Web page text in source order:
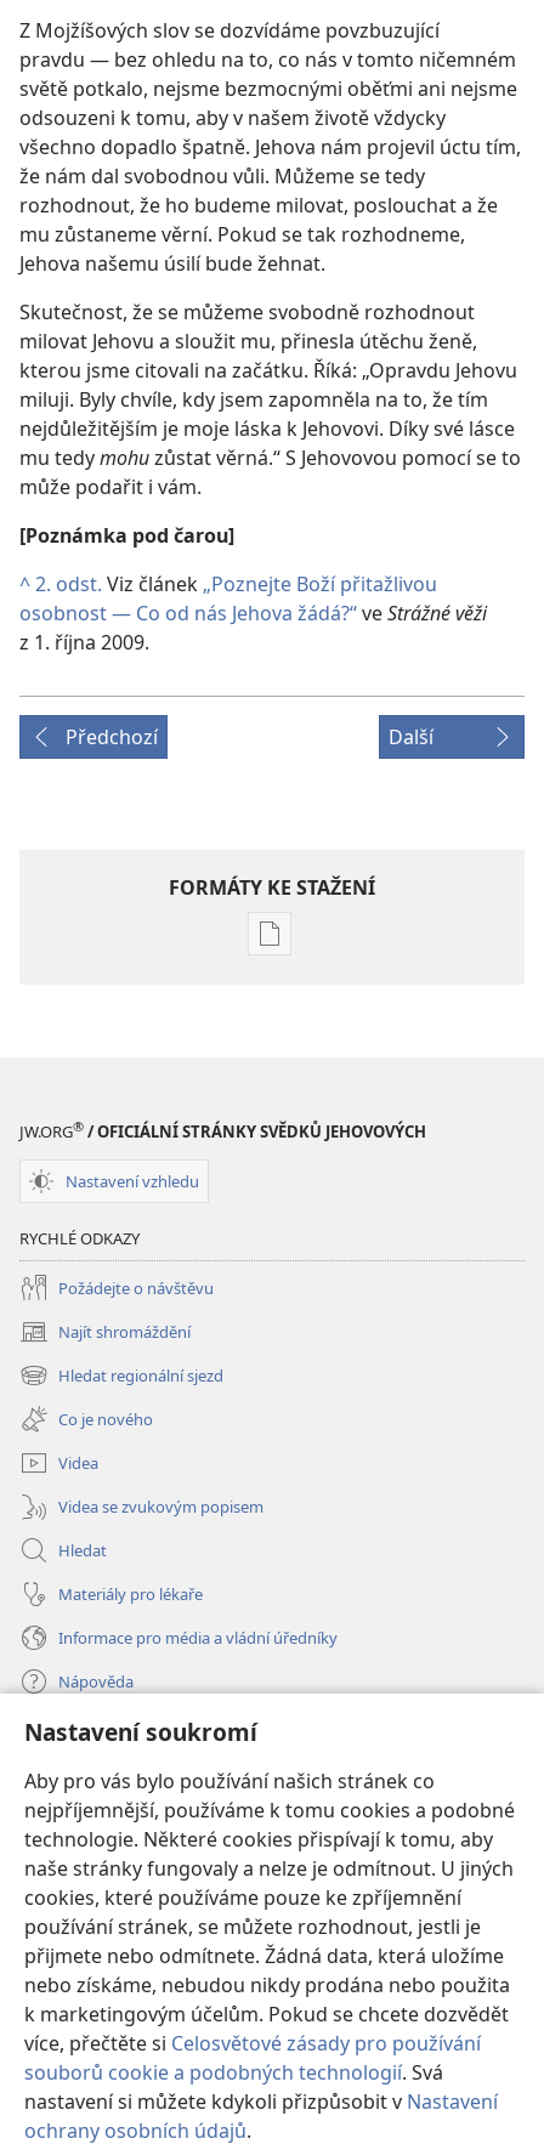
Nastavení soukromí
Aby pro vás bylo používání našich stránek co
nejpříjemnější, používáme k tomu cookies a podobné
technologie. Některé cookies přispívají k tomu, aby
naše stránky fungovaly a nelze je odmítnout. U jiných
cookies, které používáme pouze ke zpříjemnění
používání stránek, se můžete rozhodnout, jestli je
přijmete nebo odmítnete. Žádná data, která uložíme
nebo získáme, nebudou nikdy prodána nebo použita
k marketingovým účelům. Pokud se chcete dozvědět
více, přečtěte si Celosvětové zásady pro používání
souborů cookie a podobných technologií. Svá
nastavení si můžete kdykoli přizpůsobit v Nastavení
ochrany osobních údajů.
Z Mojžíšových slov se dozvídáme povzbuzující
pravdu — bez ohledu na to, co nás v tomto ničemném
světě potkalo, nejsme bezmocnými oběťmi ani nejsme
odsouzeni k tomu, aby v našem životě vždycky
všechno dopadlo špatně. Jehova nám projevil úctu tím,
že nám dal svobodnou vůli. Můžeme se tedy
rozhodnout, že ho budeme milovat, poslouchat a že
mu zůstaneme věrní. Pokud se tak rozhodneme,
Jehova našemu úsilí bude žehnat.
Skutečnost, že se můžeme svobodně rozhodnout
milovat Jehovu a sloužit mu, přinesla útěchu ženě,
kterou jsme citovali na začátku. Říká: „Opravdu Jehovu
miluji. Byly chvíle, kdy jsem zapomněla na to, že tím
nejdůležitějším je moje láska k Jehovovi. Díky své lásce
mu tedymohuzůstat věrná.“ S Jehovovou pomocí se to
může podařit i vám.
[Poznámka pod čarou]
^2. odst. Viz článek „Poznejte Boží přitažlivou
osobnost — Co od nás Jehova žádá?“veStrážné věži
z 1. října 2009.
Předchozí Další
FORMÁTY KE STAŽENÍ
Formáty
Listopad 2009
JW.ORG® / OFICIÁLNÍ STRÁNKY SVĚDKŮ JEHOVOVÝCH
Nastavení vzhledu
RYCHLÉ ODKAZY
Požádejte o návštěvu
Najít shromáždění
(otevřeno
nové
okno)
Hledat regionální sjezd
(otevřeno
nové
okno)
Co je nového
Videa
Videa se zvukovým popisem
Hledat
Materiály pro lékaře
Informace pro média a vládní úředníky
Nápověda
Dary
nové
okno) ONLINE KNIHOVNA Strážné věže
(otevřeno
nové
okno)JW Hub®
(otevřeno
nové
okno)JW Library
Watchtower Library
Copyright© 2026 Watch Tower Bible and Tract Society of Pennsylvania.
PODMÍNKY POUŽITÍ| OCHRANA SOUKROMÍ